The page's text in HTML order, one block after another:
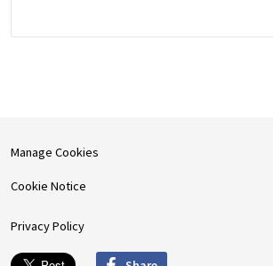
Manage Cookies
Cookie Notice
Privacy Policy